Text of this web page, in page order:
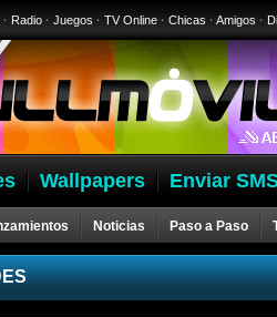
· Radio · Juegos · TV Online · Chicas · Amigos ·
Wallpapers Enviar
Noticias Paso a Paso